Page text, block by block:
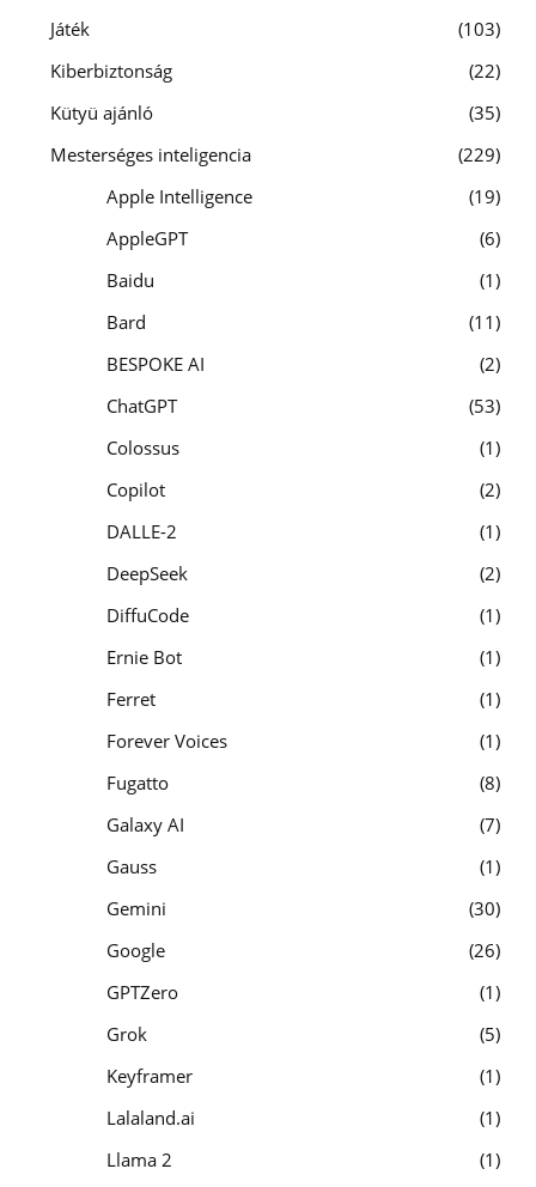
Játék
103
Kiberbiztonság
22
Kütyü ajánló
35
Mesterséges inteligencia
229
Apple Intelligence
19
AppleGPT
6
Baidu
1
Bard
11
BESPOKE AI
2
ChatGPT
53
Colossus
1
Copilot
2
DALLE-2
1
DeepSeek
2
DiffuCode
1
Ernie Bot
1
Ferret
1
Forever Voices
1
Fugatto
8
Galaxy AI
7
Gauss
1
Gemini
30
Google
26
GPTZero
1
Grok
5
Keyframer
1
Lalaland.ai
1
Llama 2
1